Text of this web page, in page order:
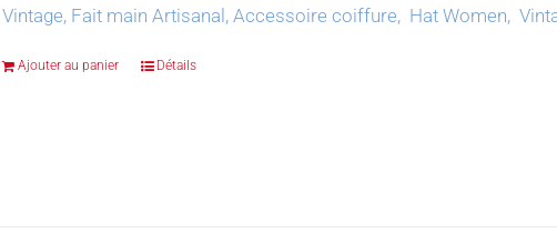
Vintage, Fait main Artisanal, Accessoire coiffure, Hat Women,
Ajouter au panier Détails